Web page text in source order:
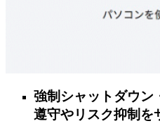
強制シャットダウン
遵守やリスク抑制を